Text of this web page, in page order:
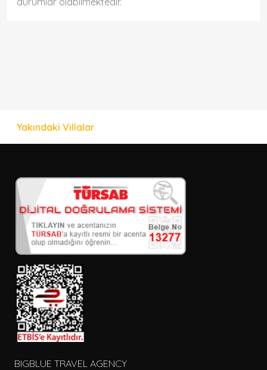
Yakındaki Villalar
BIGBLUE TRAVEL AGENCY